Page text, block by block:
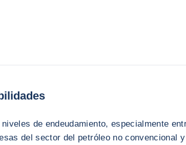
de endeudamiento, especialmente
del sector del petróleo no convencional